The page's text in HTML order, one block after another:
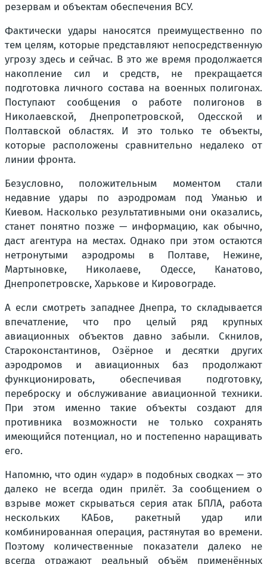
резервам и объектам обеспечения ВСУ.
Фактически удары наносятся преимущественно по
тем целям, которые представляют непосредственную
угрозу здесь и сейчас. В это же время продолжается
накопление сил и средств, не прекращается
подготовка личного состава на военных полигонах.
Поступают сообщения о работе полигонов в
Николаевской, Днепропетровской, Одесской и
Полтавской областях. И это только те объекты,
которые расположены сравнительно недалеко от
линии фронта.
Безусловно, положительным моментом стали
недавние удары по аэродромам под Уманью и
Киевом. Насколько результативными они оказались,
станет понятно позже — информацию, как обычно,
даст агентура на местах. Однако при этом остаются
нетронутыми аэродромы в Полтаве, Нежине,
Мартыновке, Николаеве, Одессе, Канатово,
Днепропетровске, Харькове и Кировограде.
А если смотреть западнее Днепра, то складывается
впечатление, что про целый ряд крупных
авиационных объектов давно забыли. Скнилов,
Староконстантинов, Озёрное и десятки других
аэродромов и авиационных баз продолжают
функционировать, обеспечивая подготовку,
переброску и обслуживание авиационной техники.
При этом именно такие объекты создают для
противника возможности не только сохранять
имеющийся потенциал, но и постепенно наращивать
его.
Напомню, что один «удар» в подобных сводках — это
далеко не всегда один прилёт. За сообщением о
взрыве может скрываться серия атак БПЛА, работа
нескольких КАБов, ракетный удар или
комбинированная операция, растянутая во времени.
Поэтому количественные показатели далеко не
всегда отражают реальный объём применённых